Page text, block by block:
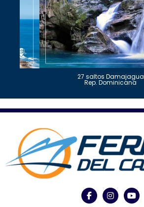
27 saltos Damajagua
Rep. Dominicana